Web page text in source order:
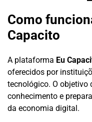
Como
Capacito
A plataforma Eu
oferecidos por
tecnológico. O objetivo
conhecimento e
da economia digital.